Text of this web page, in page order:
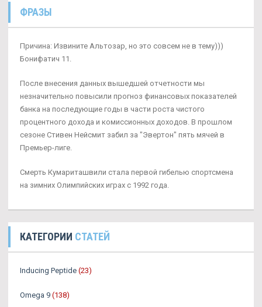
ФРАЗЫ
Причина: Извините Альтозар, но это совсем не в тему)))
Бонифатич 11.
После внесения данных вышедшей отчетности мы
незначительно повысили прогноз финансовых показателей
банка на последующие годы в части роста чистого
процентного дохода и комиссионных доходов. В прошлом
сезоне Стивен Нейсмит забил за "Эвертон" пять мячей в
Премьер-лиге.
Смерть Кумариташвили стала первой гибелью спортсмена
на зимних Олимпийских играх с 1992 года.
КАТЕГОРИИ СТАТЕЙ
Inducing Peptide (23)
Omega 9 (138)